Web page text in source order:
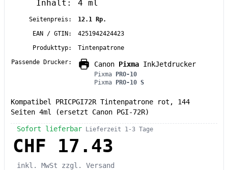
Inhalt:
4 ml
Seitenpreis:
12.1 Rp.
EAN / GTIN:
4251942424423
Produkttyp:
Tintenpatrone
Passende Drucker:
Canon Pixma InkJetdrucker
Pixma PRO-10
Pixma PRO-10 S
Kompatibel PRICPGI72R Tintenpatrone rot, 144
Seiten 4ml (ersetzt Canon PGI-72R)
Sofort lieferbar Lieferzeit 1-3 Tage
CHF 17.43
inkl. MwSt
zzgl. Versand